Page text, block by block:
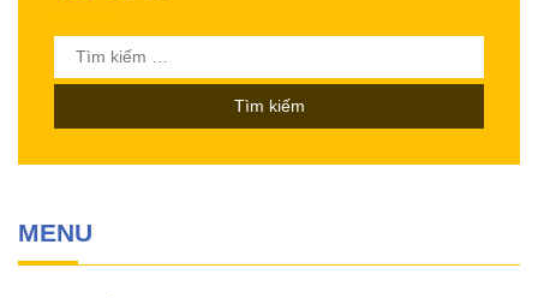
Tìm
kiếm
MENU